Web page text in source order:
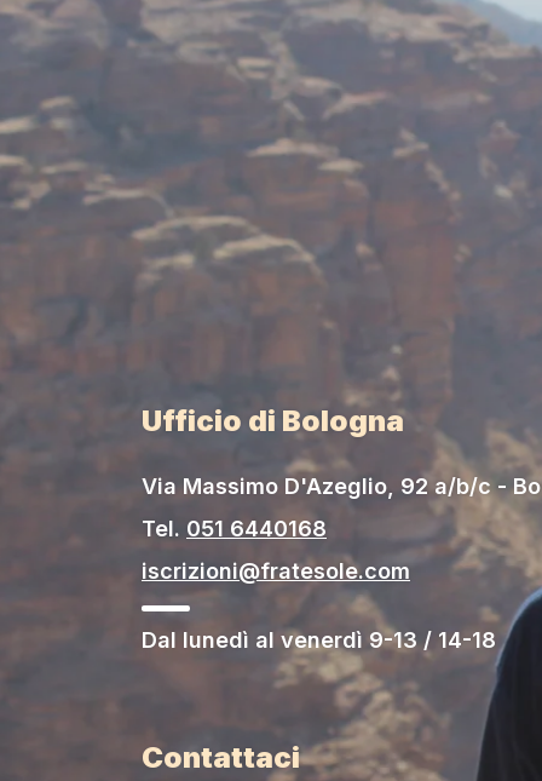
Ufficio di Bologna
Via Massimo D'Azeglio, 92 a/b/c -
Tel. 051 6440168
iscrizioni@fratesole.com
Dal lunedì al venerdì 9-13 / 14-18
Contattaci